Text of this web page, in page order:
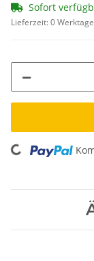
Sofort
Lieferzeit:0 Werktage
Loading...